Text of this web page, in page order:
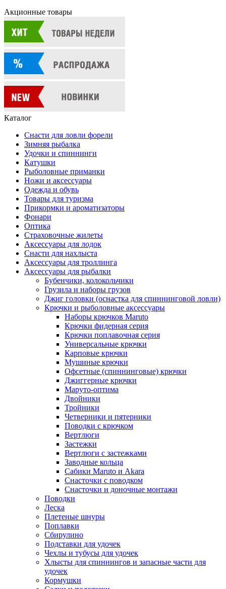
Акционные товары
Каталог
Снасти для ловли форели
Зимняя рыбалка
Удочки и спиннинги
Катушки
Рыболовные приманки
Ножи и аксессуары
Одежда и обувь
Товары для туризма
Прикормки и ароматизаторы
Фонари
Оптика
Страховочные жилеты
Аксессуары для лодок
Снасти для нахлыста
Аксессуары для троллинга
Аксессуары для рыбалки
Бубенчики, колокольчики
Грузила и наборы грузов
Джиг головки (оснастка для спиннинговой ловли)
Крючки и рыболовные аксессуары
Наборы крючков Maruto
Крючки фидерная серия
Крючки поплавочная серия
Универсальные крючки
Карповые крючки
Мушиные крючки
Офсетные (спиннинговые) крючки
Джиггерные крючки
Маруто-оптима
Двойники
Тройники
Четверники и пятерники
Поводки с крючком
Вертлюги
Застежки
Вертлюги с застежками
Заводные кольца
Сабики Maruto и Akara
Снасточки с поводком
Снасточки и доночные монтажи
Поводки
Леска
Плетеные шнуры
Поплавки
Сбирулино
Подставки для удочек
Чехлы и тубусы для удочек
Хлысты для спиннингов и запасные части для
удочек
Кормушки